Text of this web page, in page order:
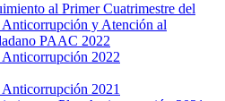
al Primer Cuatrimestre del
Anticorrupción y Atención al
PAAC 2022
Anticorrupción 2022
Anticorrupción 2021